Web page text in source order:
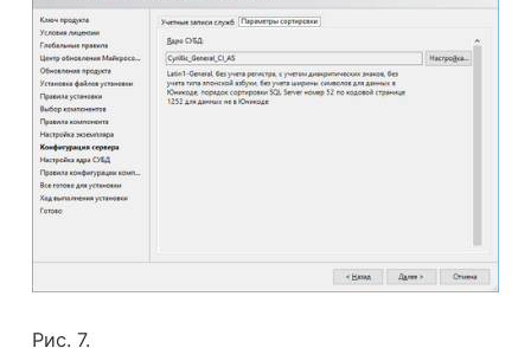
Рис. 7.